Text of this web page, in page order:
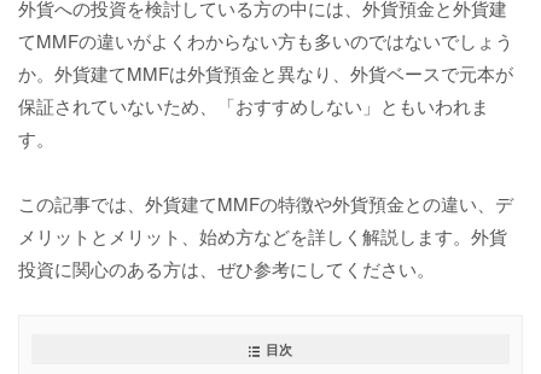
外貨への投資を検討している方の中には、外貨預金と外貨建
てMMFの違いがよくわからない方も多いのではないでしょう
か。外貨建てMMFは外貨預金と異なり、外貨ベースで元本が
保証されていないため、「おすすめしない」ともいわれま
す。
この記事では、外貨建てMMFの特徴や外貨預金との違い、デ
メリットとメリット、始め方などを詳しく解説します。外貨
投資に関心のある方は、ぜひ参考にしてください。
目次